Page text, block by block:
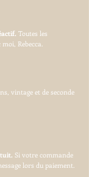
Toutes les
Rebecca.
vintage et de seconde
Si votre commande
lors du paiement.